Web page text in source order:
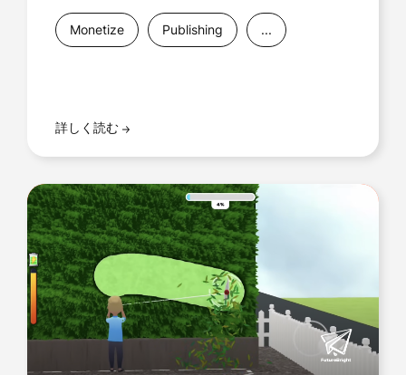
Monetize Publishing ...
詳しく読む